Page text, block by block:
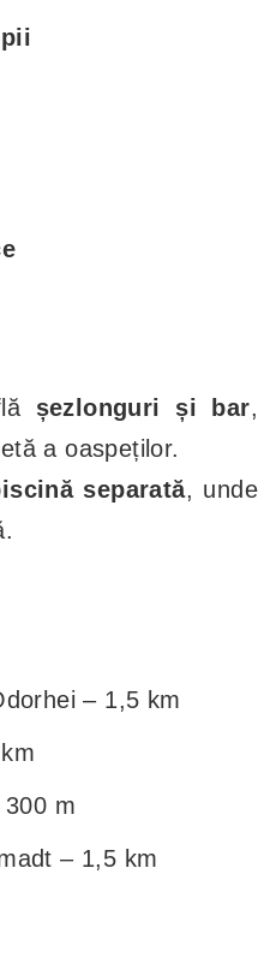
șezlonguri și bar,
a oaspeților.
separată, unde
– 1,5 km
m
– 1,5 km